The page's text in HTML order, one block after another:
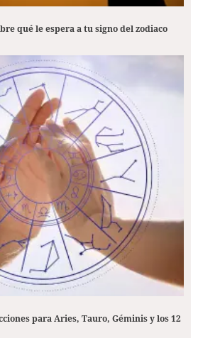
qué le espera a tu signo del zodiaco
para Aries, Tauro, Géminis y los 12